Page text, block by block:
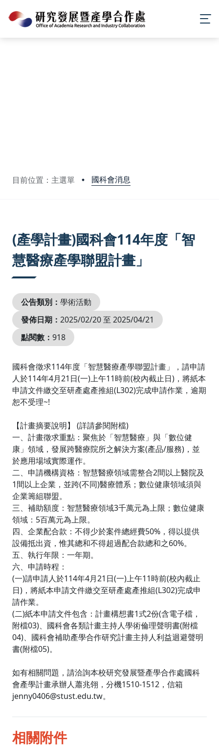
目前位置：主選單 國科會消息
(產學計畫)國科會114年度「智
慧醫療產學聯盟計畫」
公告類別： 學術活動
發佈日期： 2025/02/20 至 2025/04/21
點閱數： 918
國科會徵求114年度「智慧醫療產學聯盟計畫」，請申請
人於114年4月21日(一)上午11時前(校內截止日)，將紙本
申請文件繳交至研產處產推組(L302)完成申請作業，逾期
恕不受理~!
【計畫摘要說明】 (詳請參閱附檔)
一、計畫徵求重點：聚焦於「智慧醫療」與「數位健
康」領域，發展跨醫療院所之解決方案(產品/服務)，並
於應用場域實際運作。
二、申請機構資格：智慧醫療領域需整合2間以上醫院及
1間以上企業，並跨(不同)醫療體系；數位健康領域須與
企業籌組聯盟。
三、補助額度：智慧醫療領域3千萬元為上限；數位健康
領域：5百萬元為上限。
四、企業配合款：不得少於案件總經費50%，得以提供
設備抵出資，惟其總和不得超過配合款總和之60%。
五、執行年限：一年期。
六、申請時程：
(一)請申請人於114年4月21日(一)上午11時前(校內截止
日)，將紙本申請文件繳交至研產處產推組(L302)完成申
請作業。
(二)紙本申請文件包含：計畫構想書1式2份(含電子檔，
附檔03)、國科會各類計畫主持人學術倫理聲明書(附檔
04)、國科會補助產學合作研究計畫主持人利益迴避聲明
書(附檔05)。
如有相關問題，請洽詢本校研究發展暨產學合作處國科
會產學計畫承辦人蕭兆翎，分機1510-1512，信箱
jenny0406@stust.edu.tw。
相關附件